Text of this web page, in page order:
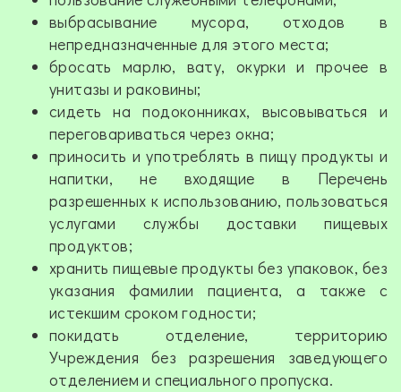
выбрасывание мусора, отходов в
непредназначенные для этого места;
бросать марлю, вату, окурки и прочее в
унитазы и раковины;
сидеть на подоконниках, высовываться и
переговариваться через окна;
приносить и употреблять в пищу продукты и
напитки, не входящие в Перечень
разрешенных к использованию, пользоваться
услугами службы доставки пищевых
продуктов;
хранить пищевые продукты без упаковок, без
указания фамилии пациента, а также с
истекшим сроком годности;
покидать отделение, территорию
Учреждения без разрешения заведующего
отделением и специального пропуска.